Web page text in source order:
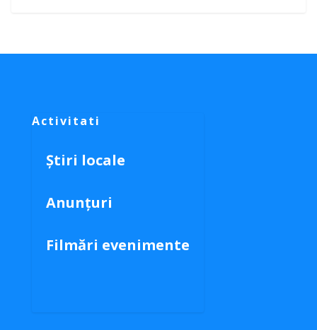
Activitati
Știri locale
Anunțuri
Filmări evenimente